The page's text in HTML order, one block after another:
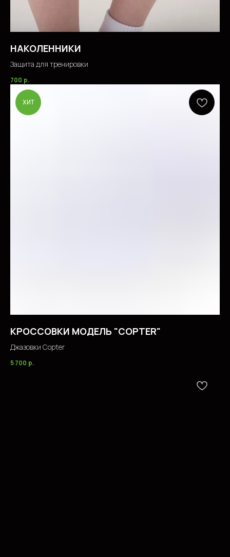
НАКОЛЕННИКИ
Защита для тренировки
700 р.
ХИТ
КРОССОВКИ МОДЕЛЬ "COPTER"
Джазовки Copter
5 700 р.